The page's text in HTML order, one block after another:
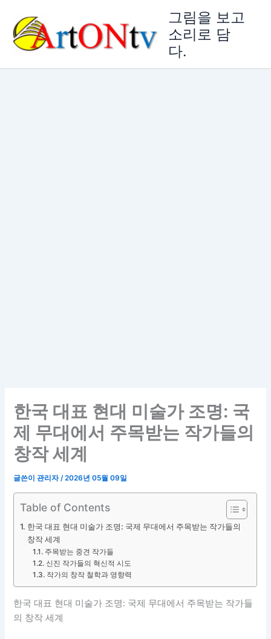
그림을 보고
소리로 담
다.
한국 대표 현대 미술가 조명: 국
제 무대에서 주목받는 작가들의
창작 세계
글쓴이관리자/2026년 05월 09일
Table of Contents
한국 대표 현대 미술가 조명: 국제 무대에서 주목받는 작가들의
창작 세계
주목받는 중견 작가들
신진 작가들의 혁신적 시도
작가의 창작 철학과 영향력
한국 대표 현대 미술가 조명: 국제 무대에서 주목받는 작가들
의 창작 세계